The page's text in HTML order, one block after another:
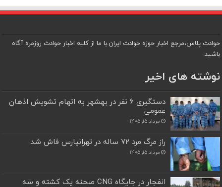
حوادث پلاس،مرجع اخبار حوزه حوادث ایران.با ما از کلیه اخبار حوادث روزمره آگاه
باشید.
نوشته های اخیر
دستگیری ۶ نفر در بهشهر به اتهام تشویش اذهان
عمومی
مرداد ۱۵, ۱۴۰۵
راز مرگ مرد ۷۲ ساله در تهرانپارس فاش شد
مرداد ۱۵, ۱۴۰۵
انفجار در جایگاه CNG صحنه یک کشته و سه